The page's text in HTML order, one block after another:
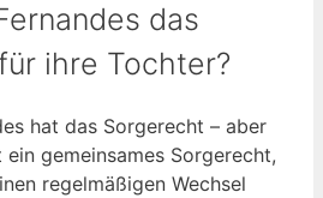
das
ihre Tochter?
hat das Sorgerecht – aber
gemeinsames Sorgerecht,
regelmäßigen Wechsel